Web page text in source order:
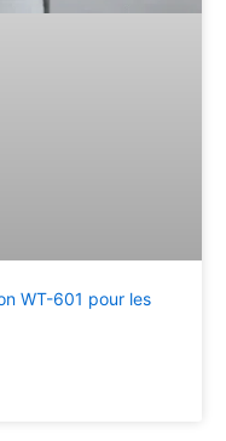
WT-601 pour les